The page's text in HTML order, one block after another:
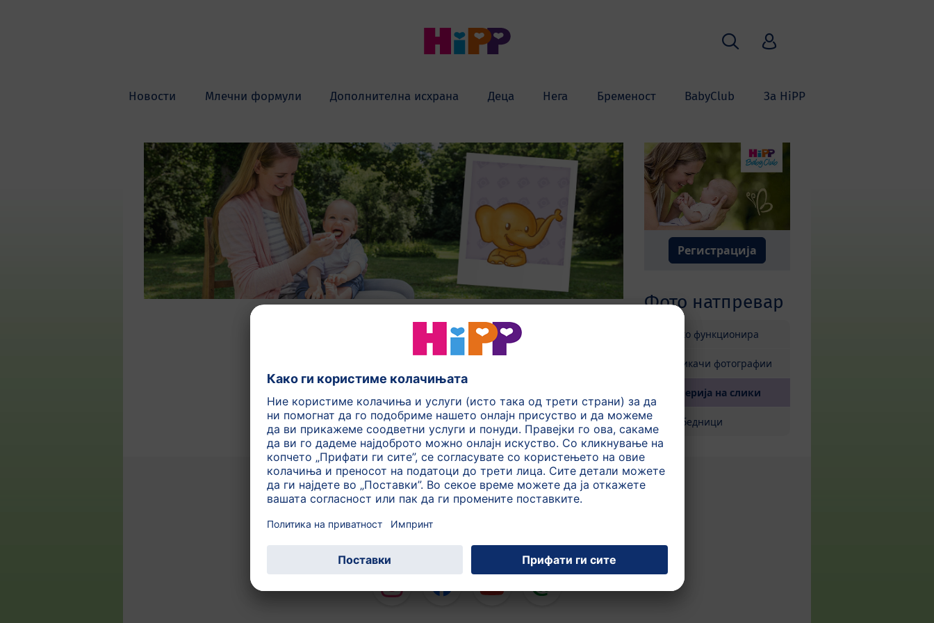
Новости Млечни формули Дополнителна исхрана Деца Нега Бременост BabyClub За HiPP
Пребарување
HiPP Babyclub
Регистрација
Фото натпревар
Како функционира
Прикачи фотографии
Галерија на слики
Победници